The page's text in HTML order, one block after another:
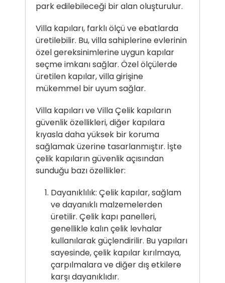
park edilebileceği bir alan oluşturulur.
Villa kapıları, farklı ölçü ve ebatlarda
üretilebilir. Bu, villa sahiplerine evlerinin
özel gereksinimlerine uygun kapılar
seçme imkanı sağlar. Özel ölçülerde
üretilen kapılar, villa girişine
mükemmel bir uyum sağlar.
Villa kapıları ve Villa Çelik kapıların
güvenlik özellikleri, diğer kapılara
kıyasla daha yüksek bir koruma
sağlamak üzerine tasarlanmıştır. İşte
çelik kapıların güvenlik açısından
sunduğu bazı özellikler:
Dayanıklılık: Çelik kapılar, sağlam
ve dayanıklı malzemelerden
üretilir. Çelik kapı panelleri,
genellikle kalın çelik levhalar
kullanılarak güçlendirilir. Bu yapıları
sayesinde, çelik kapılar kırılmaya,
çarpılmalara ve diğer dış etkilere
karşı dayanıklıdır.